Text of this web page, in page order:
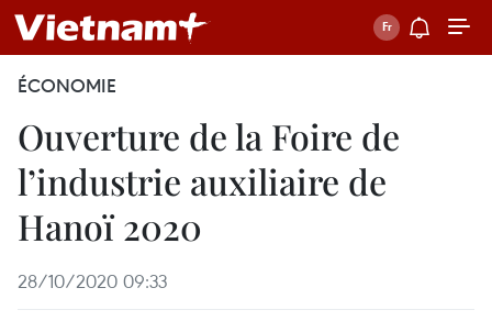
ÉCONOMIE
Ouverture de la Foire de
l’industrie auxiliaire de
Hanoï 2020
28/10/2020 09:33